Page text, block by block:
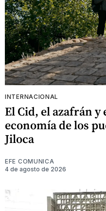
INTERNACIONAL
El Cid, el azafrán
economía de los
Jiloca
EFE COMUNICA
4 de agosto de 2026